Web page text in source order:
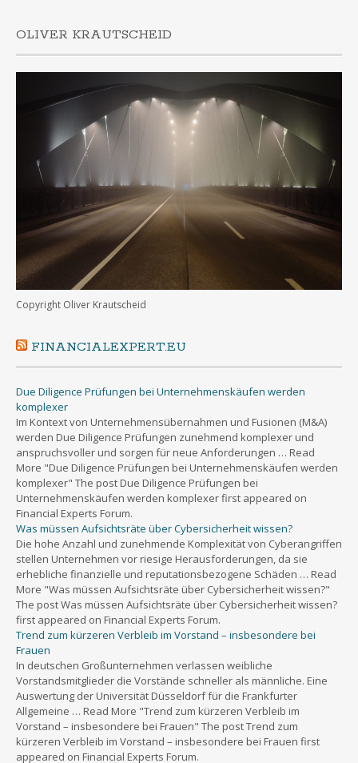
OLIVER KRAUTSCHEID
Copyright Oliver Krautscheid
FINANCIALEXPERT.EU
Due Diligence Prüfungen bei Unternehmenskäufen werden
komplexer
Im Kontext von Unternehmensübernahmen und Fusionen (M&A)
werden Due Diligence Prüfungen zunehmend komplexer und
anspruchsvoller und sorgen für neue Anforderungen … Read
More "Due Diligence Prüfungen bei Unternehmenskäufen werden
komplexer" The post Due Diligence Prüfungen bei
Unternehmenskäufen werden komplexer first appeared on
Financial Experts Forum.
Was müssen Aufsichtsräte über Cybersicherheit wissen?
Die hohe Anzahl und zunehmende Komplexität von Cyberangriffen
stellen Unternehmen vor riesige Herausforderungen, da sie
erhebliche finanzielle und reputationsbezogene Schäden … Read
More "Was müssen Aufsichtsräte über Cybersicherheit wissen?"
The post Was müssen Aufsichtsräte über Cybersicherheit wissen?
first appeared on Financial Experts Forum.
Trend zum kürzeren Verbleib im Vorstand – insbesondere bei
Frauen
In deutschen Großunternehmen verlassen weibliche
Vorstandsmitglieder die Vorstände schneller als männliche. Eine
Auswertung der Universität Düsseldorf für die Frankfurter
Allgemeine … Read More "Trend zum kürzeren Verbleib im
Vorstand – insbesondere bei Frauen" The post Trend zum
kürzeren Verbleib im Vorstand – insbesondere bei Frauen first
appeared on Financial Experts Forum.